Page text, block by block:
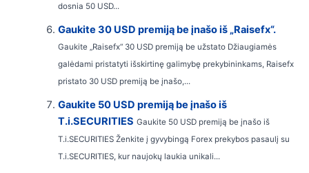
dosnia 50 USD...
Gaukite 30 USD premiją be įnašo iš „Raisefx“.
Gaukite „Raisefx“ 30 USD premiją be užstato Džiaugiamės
galėdami pristatyti išskirtinę galimybę prekybininkams, Raisefx
pristato 30 USD premiją be įnašo,...
Gaukite 50 USD premiją be įnašo iš
T.i.SECURITIES Gaukite 50 USD premiją be įnašo iš
T.i.SECURITIES Ženkite į gyvybingą Forex prekybos pasaulį su
T.i.SECURITIES, kur naujokų laukia unikali...